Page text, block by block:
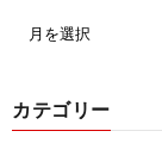
カテゴリー